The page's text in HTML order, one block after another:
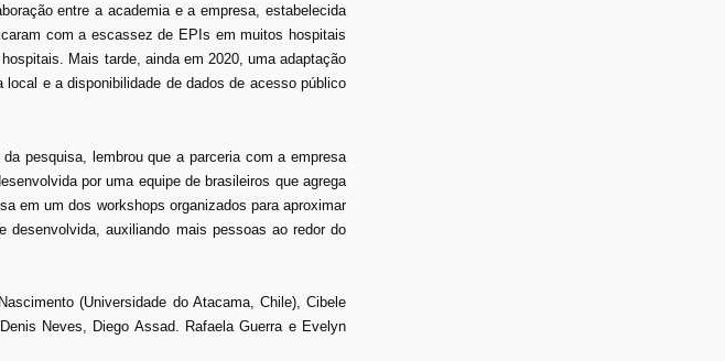
entre a academia e a empresa, estabelecida
com a escassez de EPIs em muitos hospitais
Mais tarde, ainda em 2020, uma adaptação
e a disponibilidade de dados de acesso público
pesquisa, lembrou que a parceria com a empresa
por uma equipe de brasileiros que agrega
em um dos workshops organizados para aproximar
auxiliando mais pessoas ao redor do
(Universidade do Atacama, Chile), Cibele
Neves, Diego Assad. Rafaela Guerra e Evelyn